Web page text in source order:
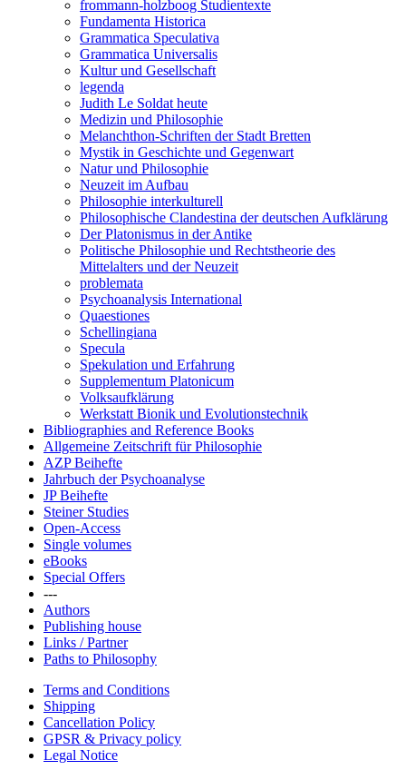
frommann-holzboog Studientexte
Fundamenta Historica
Grammatica Speculativa
Grammatica Universalis
Kultur und Gesellschaft
legenda
Judith Le Soldat heute
Medizin und Philosophie
Melanchthon-Schriften der Stadt Bretten
Mystik in Geschichte und Gegenwart
Natur und Philosophie
Neuzeit im Aufbau
Philosophie interkulturell
Philosophische Clandestina der deutschen Aufklärung
Der Platonismus in der Antike
Politische Philosophie und Rechtstheorie des
Mittelalters und der Neuzeit
problemata
Psychoanalysis International
Quaestiones
Schellingiana
Specula
Spekulation und Erfahrung
Supplementum Platonicum
Volksaufklärung
Werkstatt Bionik und Evolutionstechnik
Bibliographies and Reference Books
Allgemeine Zeitschrift für Philosophie
AZP Beihefte
Jahrbuch der Psychoanalyse
JP Beihefte
Steiner Studies
Open-Access
Single volumes
eBooks
Special Offers
---
Authors
Publishing house
Links / Partner
Paths to Philosophy
Terms and Conditions
Shipping
Cancellation Policy
GPSR & Privacy policy
Legal Notice